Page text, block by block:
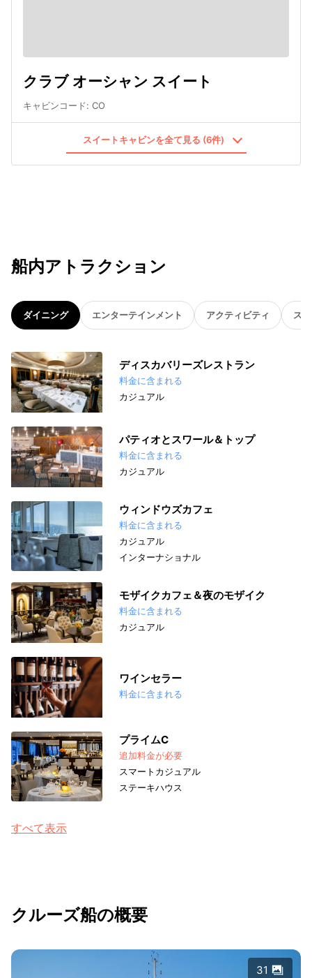
クラブ オーシャン スイート
キャビンコード: CO
スイートキャビンを全て見る (6件)
船内アトラクション
ダイニング エンターテインメント アクティビティ ス
ディスカバリーズレストラン
料金に含まれる
カジュアル
パティオとスワール＆トップ
料金に含まれる
カジュアル
ウィンドウズカフェ
料金に含まれる
カジュアル
インターナショナル
モザイクカフェ＆夜のモザイク
料金に含まれる
カジュアル
ワインセラー
料金に含まれる
プライムC
追加料金が必要
スマートカジュアル
ステーキハウス
すべて表示
クルーズ船の概要
31